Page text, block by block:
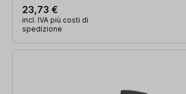
23,73 €
incl. IVA più costi di
spedizione